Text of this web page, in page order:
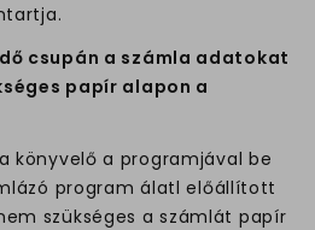
csupán a számla adatokat
papír alapon a
könyvelő a programjával be
program álatl előállított
szükséges a számlát papír